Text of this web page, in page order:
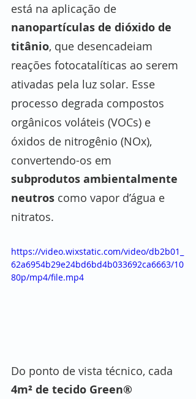
está na aplicação de
nanopartículas de dióxido de
titânio, que desencadeiam
reações fotocatalíticas ao serem
ativadas pela luz solar. Esse
processo degrada compostos
orgânicos voláteis (VOCs) e
óxidos de nitrogênio (NOx),
convertendo-os em
subprodutos ambientalmente
neutros como vapor d’água e
nitratos.
https://video.wixstatic.com/video/db2b01_
62a6954b29e24bd6bd4b033692ca6663/10
80p/mp4/file.mp4
Do ponto de vista técnico, cada
4m² de tecido Green®